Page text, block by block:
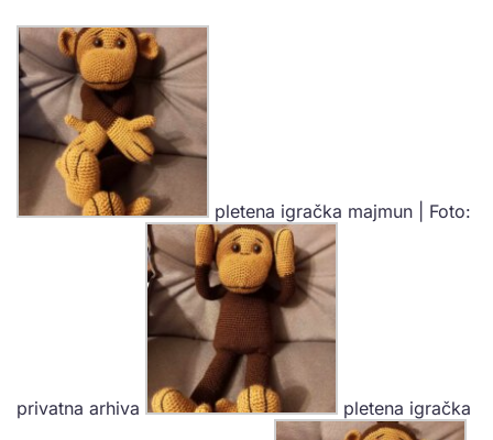
pletena igračka majmun | Foto:
privatna arhiva pletena igračka